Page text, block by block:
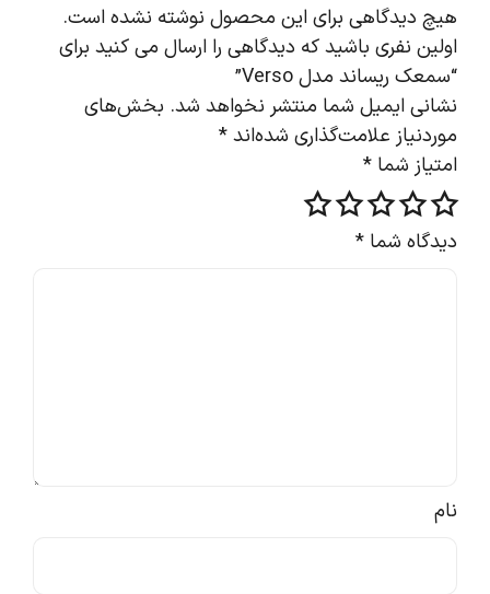
هیچ دیدگاهی برای این محصول نوشته نشده است.
اولین نفری باشید که دیدگاهی را ارسال می کنید برای
“سمعک ریساند مدل Verso”
نشانی ایمیل شما منتشر نخواهد شد. بخش‌های
موردنیاز علامت‌گذاری شده‌اند*
امتیاز شما *
دیدگاه شما *
نام